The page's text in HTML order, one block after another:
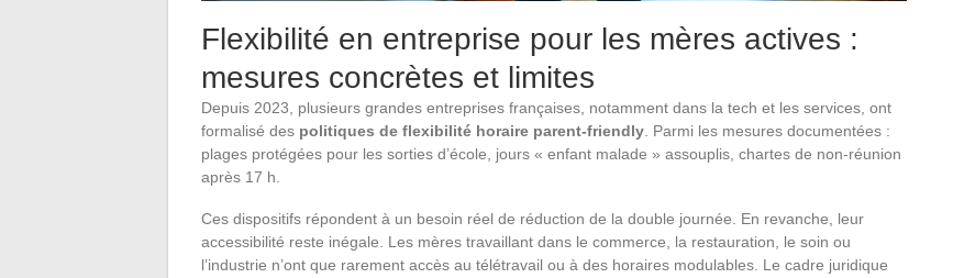
Flexibilité en entreprise pour les mères actives :
mesures concrètes et limites
Depuis 2023, plusieurs grandes entreprises françaises, notamment dans la tech et les services, ont
formalisé des politiques de flexibilité horaire parent-friendly. Parmi les mesures documentées :
plages protégées pour les sorties d’école, jours « enfant malade » assouplis, chartes de non-réunion
après 17 h.
Ces dispositifs répondent à un besoin réel de réduction de la double journée. En revanche, leur
accessibilité reste inégale. Les mères travaillant dans le commerce, la restauration, le soin ou
l’industrie n’ont que rarement accès au télétravail ou à des horaires modulables. Le cadre juridique